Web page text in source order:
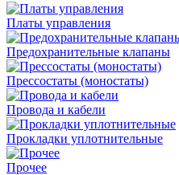
Платы управления
Предохранительные клапаны
Прессостаты (моностаты)
Провода и кабели
Прокладки уплотнительные
Прочее